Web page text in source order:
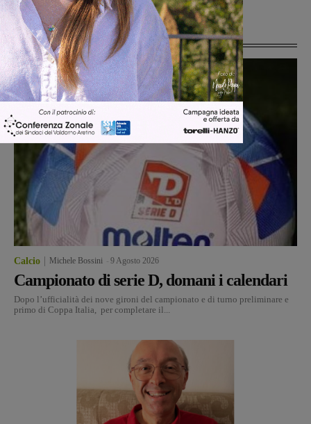
Ultime Notizie
Calcio Michele Bossini 9 Agosto 2026
Campionato di serie D, domani i calendari
Dopo l’ufficialità dei nove gironi del campionato e di turno preliminare e
primo di Coppa Italia, per completare il...